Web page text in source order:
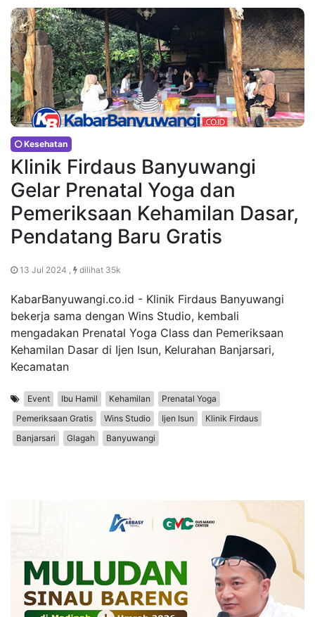
Kesehatan
Klinik Firdaus Banyuwangi
Gelar Prenatal Yoga dan
Pemeriksaan Kehamilan Dasar,
Pendatang Baru Gratis
13 Jul 2024 , dilihat 35k
KabarBanyuwangi.co.id - Klinik Firdaus Banyuwangi
bekerja sama dengan Wins Studio, kembali
mengadakan Prenatal Yoga Class dan Pemeriksaan
Kehamilan Dasar di Ijen Isun, Kelurahan Banjarsari,
Kecamatan
Event Ibu Hamil Kehamilan
Prenatal Yoga
Pemeriksaan Gratis
Wins Studio Ijen Isun
Klinik Firdaus
Banjarsari
Glagah Banyuwangi